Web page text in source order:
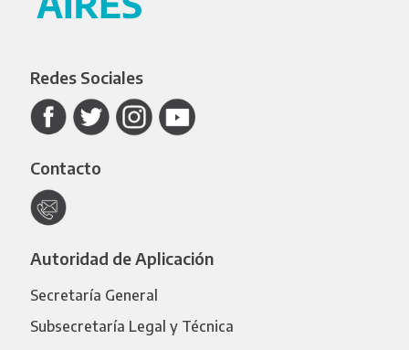
Redes Sociales
Contacto
Autoridad de Aplicación
Secretaría General
Subsecretaría Legal y Técnica